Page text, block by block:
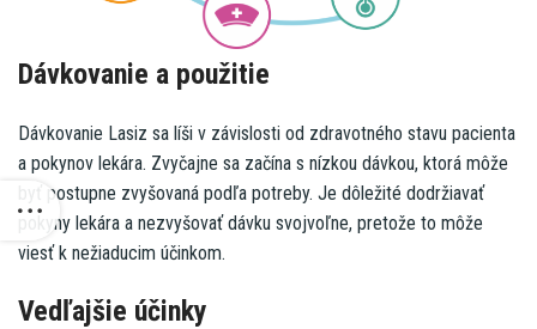
Dávkovanie a použitie
Dávkovanie Lasiz sa líši v závislosti od zdravotného stavu pacienta
a pokynov lekára. Zvyčajne sa začína s nízkou dávkou, ktorá môže
byť postupne zvyšovaná podľa potreby. Je dôležité dodržiavať
pokyny lekára a nezvyšovať dávku svojvoľne, pretože to môže
viesť k nežiaducim účinkom.
Vedľajšie účinky